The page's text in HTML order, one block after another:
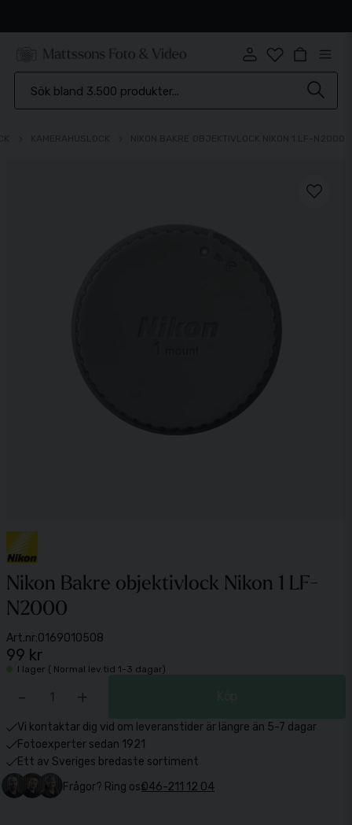
Nikon Bakre objektivlock Nikon 1 LF-
N2000
Art.nr:0169010508
99 kr
I lager ( Normal lev.tid 1-3 dagar)
- +
Vi kontaktar dig vid om leveranstider är längre än 5-7 dagar
Fotoexperter sedan 1921
Ett av Sveriges bredaste sortiment
Frågor? Ring oss046-211 12 04